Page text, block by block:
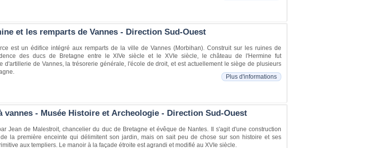
et les remparts de Vannes - Direction Sud-Ouest
est un édifice intégré aux remparts de la ville de Vannes (Morbihan). Construit sur les ruines de
des ducs de Bretagne entre le XIVe siècle et le XVIe siècle, le château de l'Hermine fut
d'artillerie de Vannes, la trésorerie générale, l'école de droit, et est actuellement le siège de plusieurs
Plus d'informations
vannes - Musée Histoire et Archeologie - Direction Sud-Ouest
Jean de Malestroit, chancelier du duc de Bretagne et évêque de Nantes. Il s'agit d'une construction
la première enceinte qui délimitent son jardin, mais on sait peu de chose sur son histoire et ses
aux templiers. Le manoir à la façade étroite est agrandi et modifié au XVIe siècle.